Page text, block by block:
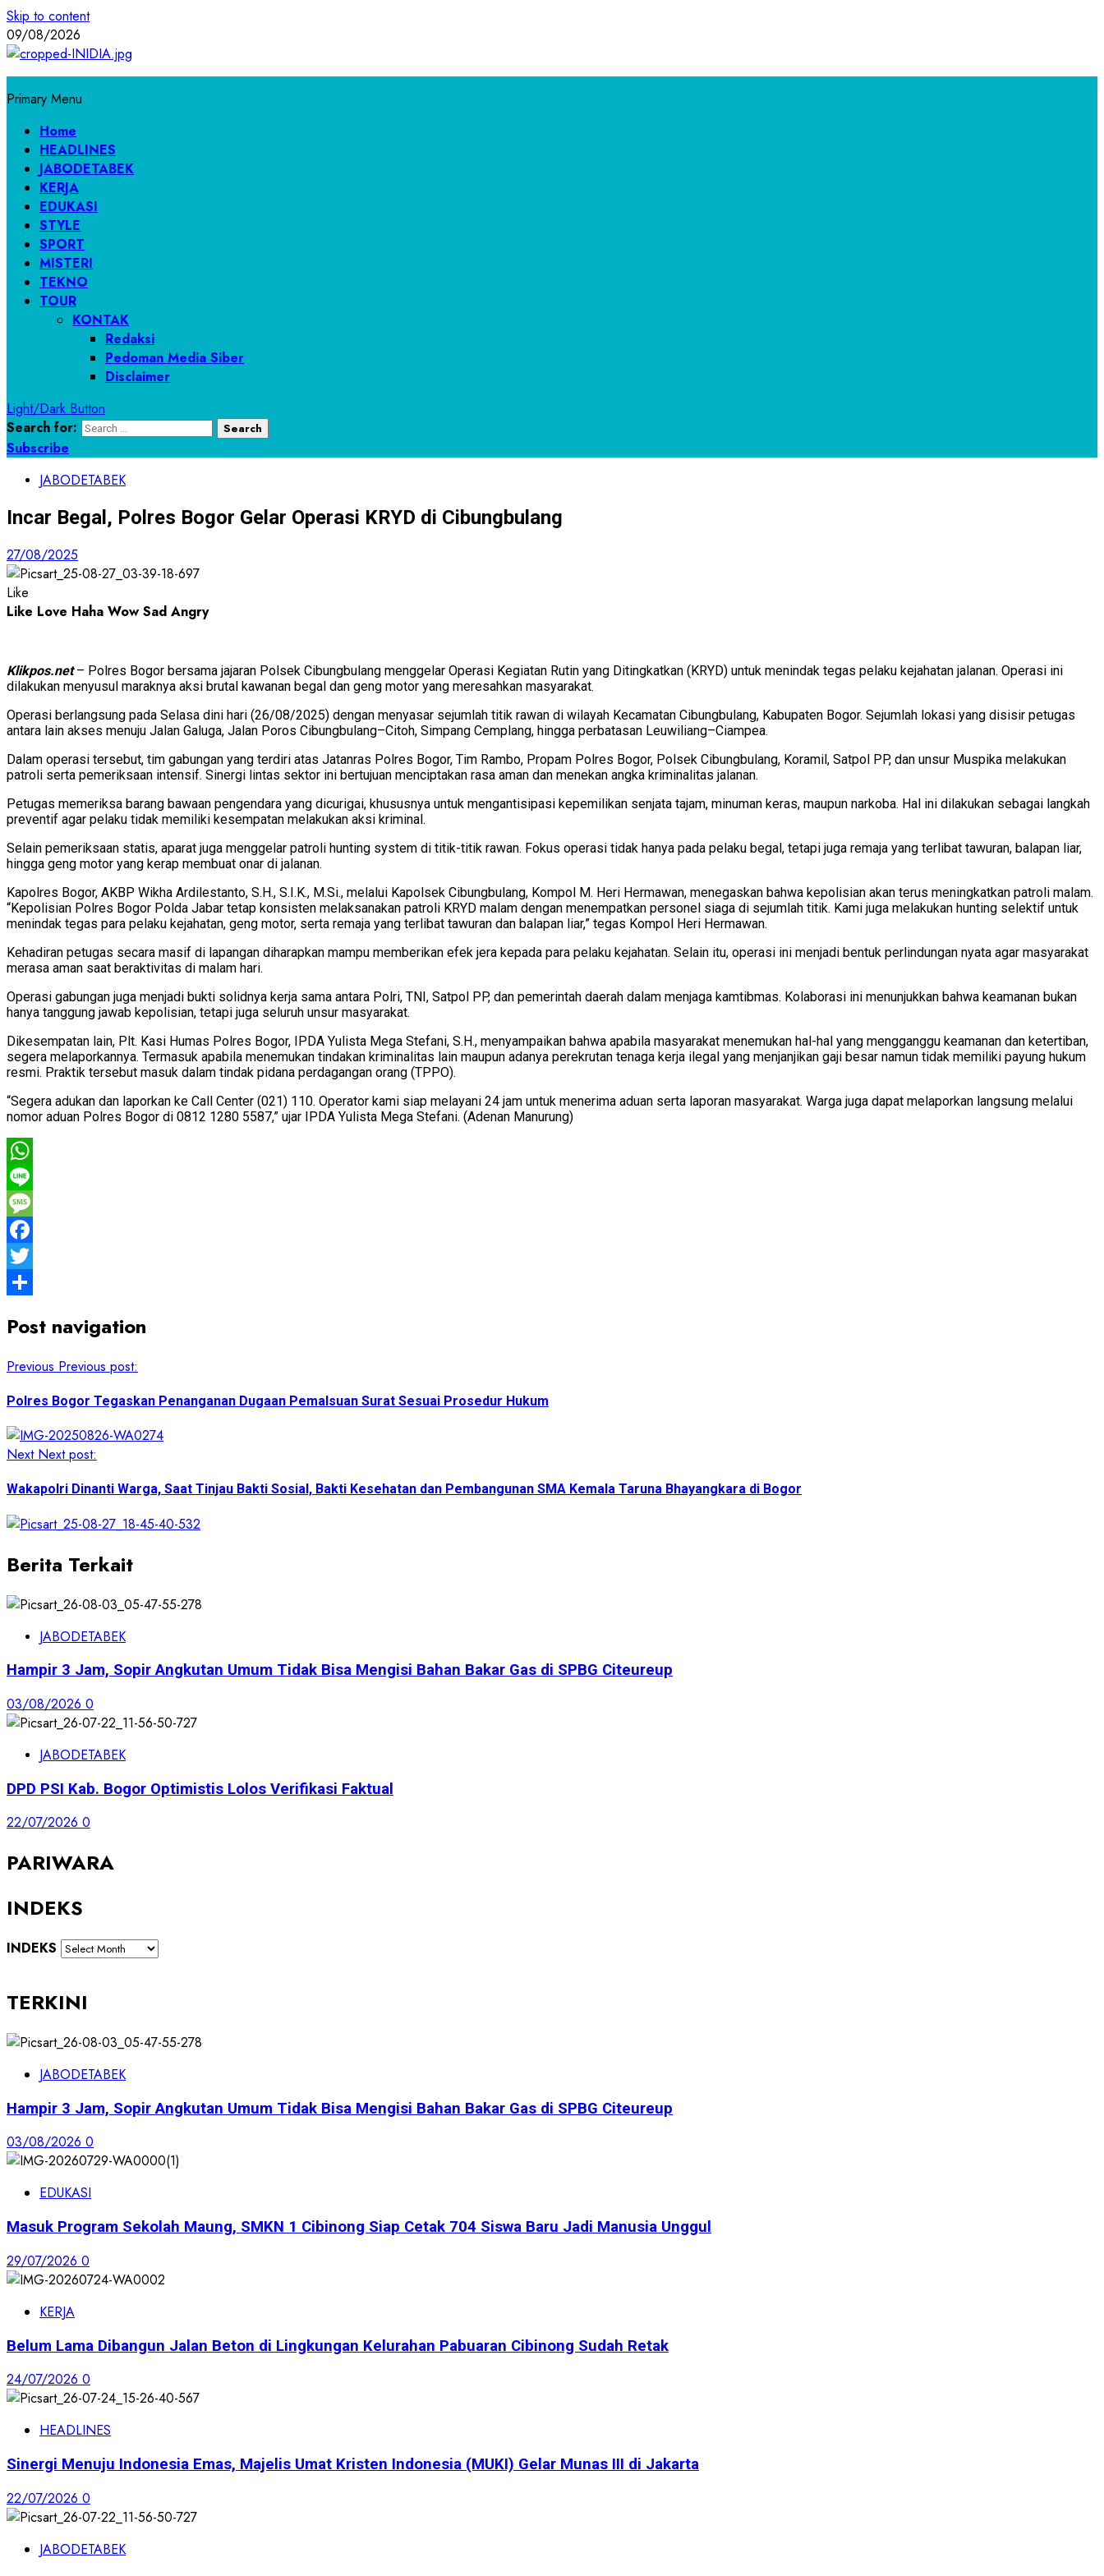
Skip to content
09/08/2026
Primary Menu
Home
HEADLINES
JABODETABEK
KERJA
EDUKASI
STYLE
SPORT
MISTERI
TEKNO
TOUR
KONTAK
Redaksi
Pedoman Media Siber
Disclaimer
Light/Dark Button
Search for:
Subscribe
JABODETABEK
Incar Begal, Polres Bogor Gelar Operasi KRYD di Cibungbulang
27/08/2025
Like
Like Love Haha Wow Sad Angry
Klikpos.net– Polres Bogor bersama jajaran Polsek Cibungbulang menggelar Operasi Kegiatan Rutin yang Ditingkatkan (KRYD) untuk menindak tegas pelaku kejahatan jalanan. Operasi ini
dilakukan menyusul maraknya aksi brutal kawanan begal dan geng motor yang meresahkan masyarakat.
Operasi berlangsung pada Selasa dini hari (26/08/2025) dengan menyasar sejumlah titik rawan di wilayah Kecamatan Cibungbulang, Kabupaten Bogor. Sejumlah lokasi yang disisir petugas
antara lain akses menuju Jalan Galuga, Jalan Poros Cibungbulang–Citoh, Simpang Cemplang, hingga perbatasan Leuwiliang–Ciampea.
Dalam operasi tersebut, tim gabungan yang terdiri atas Jatanras Polres Bogor, Tim Rambo, Propam Polres Bogor, Polsek Cibungbulang, Koramil, Satpol PP, dan unsur Muspika melakukan
patroli serta pemeriksaan intensif. Sinergi lintas sektor ini bertujuan menciptakan rasa aman dan menekan angka kriminalitas jalanan.
Petugas memeriksa barang bawaan pengendara yang dicurigai, khususnya untuk mengantisipasi kepemilikan senjata tajam, minuman keras, maupun narkoba. Hal ini dilakukan sebagai langkah
preventif agar pelaku tidak memiliki kesempatan melakukan aksi kriminal.
Selain pemeriksaan statis, aparat juga menggelar patroli hunting system di titik-titik rawan. Fokus operasi tidak hanya pada pelaku begal, tetapi juga remaja yang terlibat tawuran, balapan liar,
hingga geng motor yang kerap membuat onar di jalanan.
Kapolres Bogor, AKBP Wikha Ardilestanto, S.H., S.I.K., M.Si., melalui Kapolsek Cibungbulang, Kompol M. Heri Hermawan, menegaskan bahwa kepolisian akan terus meningkatkan patroli malam.
“Kepolisian Polres Bogor Polda Jabar tetap konsisten melaksanakan patroli KRYD malam dengan menempatkan personel siaga di sejumlah titik. Kami juga melakukan hunting selektif untuk
menindak tegas para pelaku kejahatan, geng motor, serta remaja yang terlibat tawuran dan balapan liar,” tegas Kompol Heri Hermawan.
Kehadiran petugas secara masif di lapangan diharapkan mampu memberikan efek jera kepada para pelaku kejahatan. Selain itu, operasi ini menjadi bentuk perlindungan nyata agar masyarakat
merasa aman saat beraktivitas di malam hari.
Operasi gabungan juga menjadi bukti solidnya kerja sama antara Polri, TNI, Satpol PP, dan pemerintah daerah dalam menjaga kamtibmas. Kolaborasi ini menunjukkan bahwa keamanan bukan
hanya tanggung jawab kepolisian, tetapi juga seluruh unsur masyarakat.
Dikesempatan lain, Plt. Kasi Humas Polres Bogor, IPDA Yulista Mega Stefani, S.H., menyampaikan bahwa apabila masyarakat menemukan hal-hal yang mengganggu keamanan dan ketertiban,
segera melaporkannya. Termasuk apabila menemukan tindakan kriminalitas lain maupun adanya perekrutan tenaga kerja ilegal yang menjanjikan gaji besar namun tidak memiliki payung hukum
resmi. Praktik tersebut masuk dalam tindak pidana perdagangan orang (TPPO).
“Segera adukan dan laporkan ke Call Center (021) 110. Operator kami siap melayani 24 jam untuk menerima aduan serta laporan masyarakat. Warga juga dapat melaporkan langsung melalui
nomor aduan Polres Bogor di 0812 1280 5587,” ujar IPDA Yulista Mega Stefani. (Adenan Manurung)
WhatsApp
Line
Message
Facebook
Twitter
Post navigation
Previous Previous post:
Polres Bogor Tegaskan Penanganan Dugaan Pemalsuan Surat Sesuai Prosedur Hukum
Next Next post:
Wakapolri Dinanti Warga, Saat Tinjau Bakti Sosial, Bakti Kesehatan dan Pembangunan SMA Kemala Taruna Bhayangkara di Bogor
Berita Terkait
JABODETABEK
Hampir 3 Jam, Sopir Angkutan Umum Tidak Bisa Mengisi Bahan Bakar Gas di SPBG Citeureup
03/08/2026 0
JABODETABEK
DPD PSI Kab. Bogor Optimistis Lolos Verifikasi Faktual
22/07/2026 0
PARIWARA
INDEKS
INDEKS
TERKINI
JABODETABEK
Hampir 3 Jam, Sopir Angkutan Umum Tidak Bisa Mengisi Bahan Bakar Gas di SPBG Citeureup
03/08/2026 0
EDUKASI
Masuk Program Sekolah Maung, SMKN 1 Cibinong Siap Cetak 704 Siswa Baru Jadi Manusia Unggul
29/07/2026 0
KERJA
Belum Lama Dibangun Jalan Beton di Lingkungan Kelurahan Pabuaran Cibinong Sudah Retak
24/07/2026 0
HEADLINES
Sinergi Menuju Indonesia Emas, Majelis Umat Kristen Indonesia (MUKI) Gelar Munas III di Jakarta
22/07/2026 0
JABODETABEK